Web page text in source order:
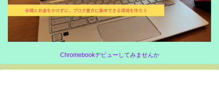
Chromebookデビューしてみませんか